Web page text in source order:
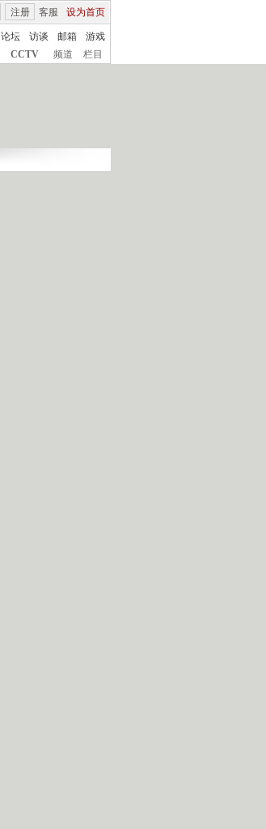
客服 设为首页
注册
论坛 访谈 邮箱
游戏
CCTV 频道 栏目